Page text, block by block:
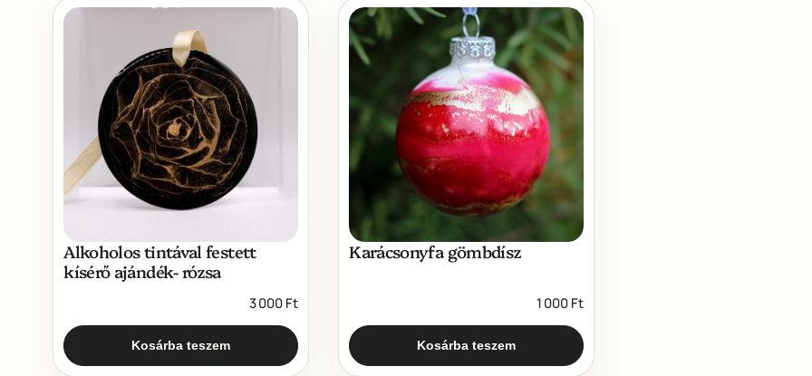
Alkoholos tintával festett
kísérő ajándék- rózsa
3 000 Ft
Kosárba teszem
Karácsonyfa gömbdísz
1 000 Ft
Kosárba teszem